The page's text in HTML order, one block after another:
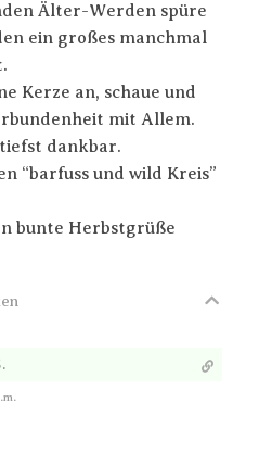
Älter-Werden spüre
ein großes manchmal
Kerze an, schaue und
mit Allem.
dankbar.
“barfuss und wild Kreis”
bunte Herbstgrüße